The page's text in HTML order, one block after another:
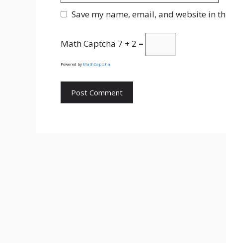
Save my name, email, and website in
Math Captcha 7 + 2 =
Powered by MathCaptcha